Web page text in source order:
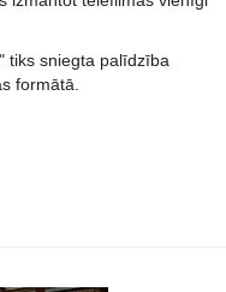
tiks sniegta palīdzība
formātā.